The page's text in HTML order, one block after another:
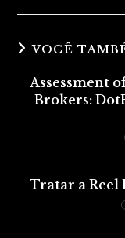
VOCÊ
Assessment
Brokers:
Tratar a Reel